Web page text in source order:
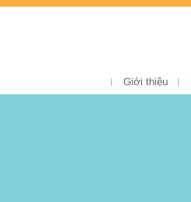
Giới thiệu